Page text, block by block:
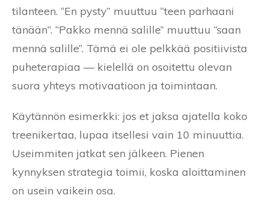
tilanteen. “En pysty” muuttuu “teen parhaani
tänään”. “Pakko mennä salille” muuttuu “saan
mennä salille”. Tämä ei ole pelkkää positiivista
puheterapiaa — kielellä on osoitettu olevan
suora yhteys motivaatioon ja toimintaan.
Käytännön esimerkki: jos et jaksa ajatella koko
treenikertaa, lupaa itsellesi vain 10 minuuttia.
Useimmiten jatkat sen jälkeen. Pienen
kynnyksen strategia toimii, koska aloittaminen
on usein vaikein osa.